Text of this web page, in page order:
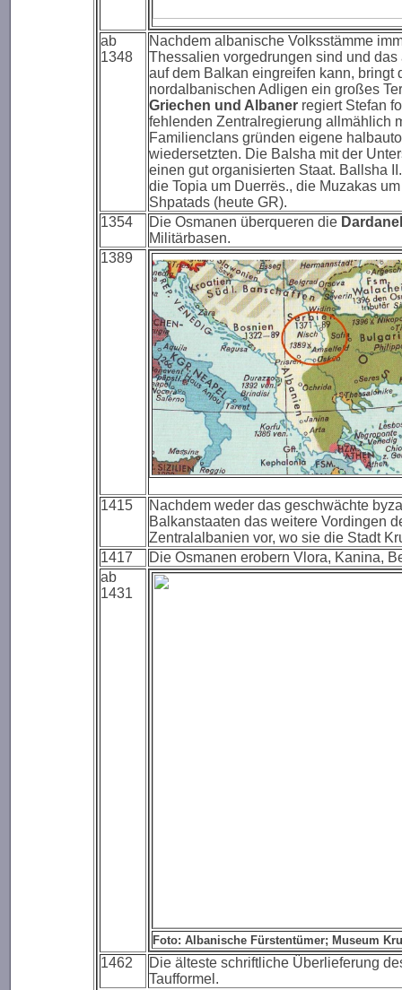
ab
1348
Nachdem albanische Volksstämme
Thessalien vorgedrungen sind und
auf dem Balkan eingreifen kann,
nordalbanischen Adligen ein großes
Griechen und Albaner regiert Stefan
fehlenden Zentralregierung allmählich
Familienclans gründen eigene
wiedersetzten. Die Balsha mit der
einen gut organisierten Staat. Ballsha
die Topia um Duerrës., die Muzakas
Shpatads (heute GR).
1354
Die Osmanen überqueren die
Militärbasen.
1389
1415
Nachdem weder das geschwächte
Balkanstaaten das weitere Vordingen
Zentralalbanien vor, wo sie die Stadt
1417
Die Osmanen erobern Vlora, Kanina,
ab
1431
Foto: Albanische Fürstentümer; Museum
1462
Die älteste schriftliche Überlieferung
Taufformel.